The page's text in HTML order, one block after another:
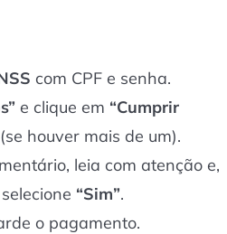
com CPF e senha.
e clique em “Cumprir
houver mais de um).
leia com atenção e,
“Sim”.
o pagamento.